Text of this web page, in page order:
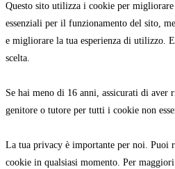
Questo sito utilizza i cookie per
essenziali per il funzionamento del sito,
e migliorare la tua esperienza di utilizzo.
scelta.
Se hai meno di 16 anni, assicurati di aver
genitore o tutore per tutti i cookie non
La tua privacy è importante per noi. Puoi
cookie in qualsiasi momento. Per